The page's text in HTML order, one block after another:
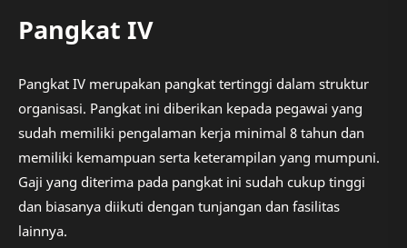
Pangkat IV
Pangkat IV merupakan pangkat tertinggi dalam struktur
organisasi. Pangkat ini diberikan kepada pegawai yang
sudah memiliki pengalaman kerja minimal 8 tahun dan
memiliki kemampuan serta keterampilan yang mumpuni.
Gaji yang diterima pada pangkat ini sudah cukup tinggi
dan biasanya diikuti dengan tunjangan dan fasilitas
lainnya.